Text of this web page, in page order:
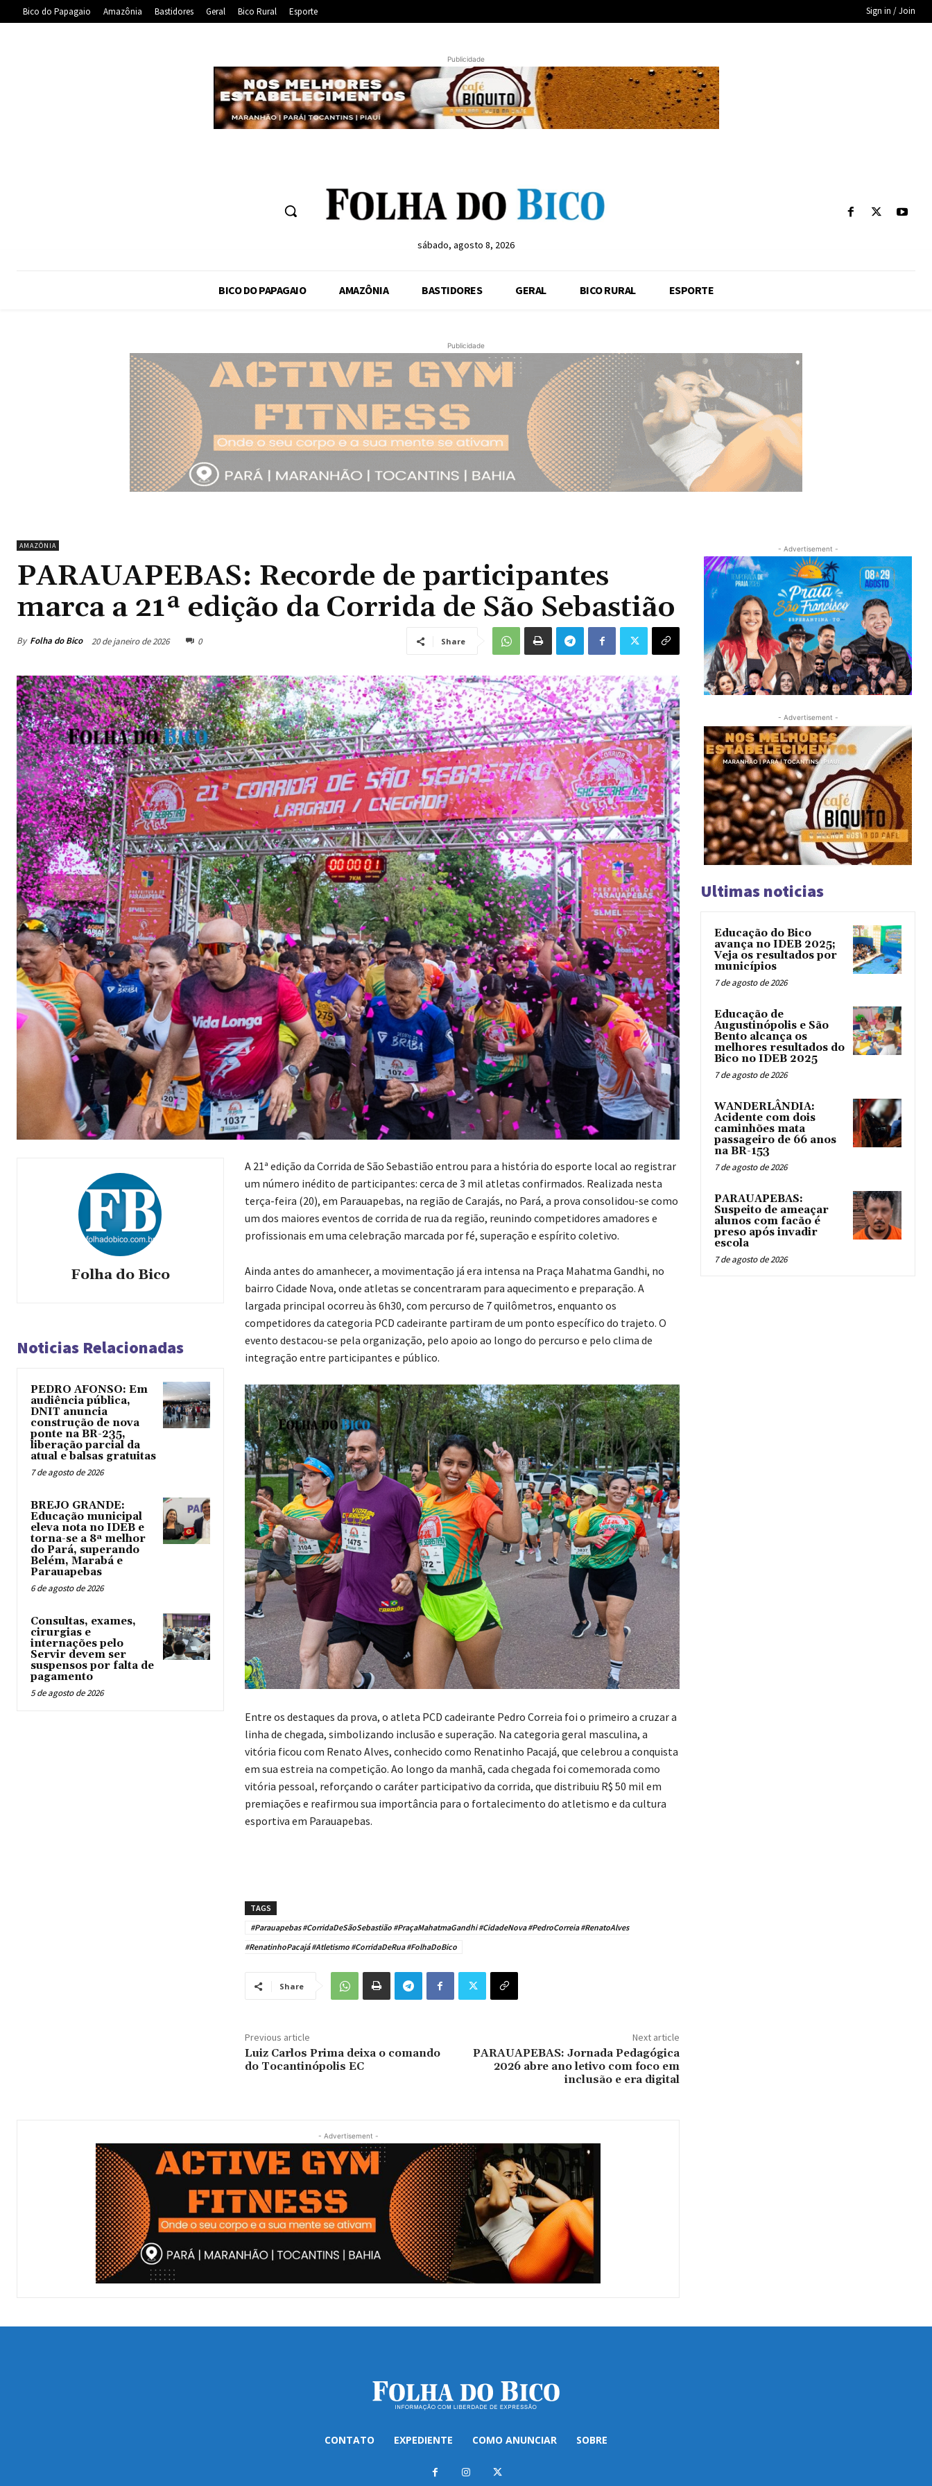
Bico do Papagaio Amazônia Bastidores Geral Bico Rural Esporte Sign in / Join
Publicidade
sábado, agosto 8, 2026
BICO DO PAPAGAIO AMAZÔNIA BASTIDORES GERAL BICO RURAL ESPORTE
Publicidade
AMAZÔNIA
PARAUAPEBAS: Recorde de participantes
marca a 21ª edição da Corrida de São Sebastião
By Folha do Bico 20 de janeiro de 2026 0 Share
Folha do Bico
Noticias Relacionadas
PEDRO AFONSO: Em
audiência pública,
DNIT anuncia
construção de nova
ponte na BR-235,
liberação parcial da
atual e balsas gratuitas
7 de agosto de 2026
BREJO GRANDE:
Educação municipal
eleva nota no IDEB e
torna-se a 8ª melhor
do Pará, superando
Belém, Marabá e
Parauapebas
6 de agosto de 2026
Consultas, exames,
cirurgias e
internações pelo
Servir devem ser
suspensos por falta de
pagamento
5 de agosto de 2026
A 21ª edição da Corrida de São Sebastião entrou para a história do esporte local ao registrar
um número inédito de participantes: cerca de 3 mil atletas confirmados. Realizada nesta
terça-feira (20), em Parauapebas, na região de Carajás, no Pará, a prova consolidou-se como
um dos maiores eventos de corrida de rua da região, reunindo competidores amadores e
profissionais em uma celebração marcada por fé, superação e espírito coletivo.
Ainda antes do amanhecer, a movimentação já era intensa na Praça Mahatma Gandhi, no
bairro Cidade Nova, onde atletas se concentraram para aquecimento e preparação. A
largada principal ocorreu às 6h30, com percurso de 7 quilômetros, enquanto os
competidores da categoria PCD cadeirante partiram de um ponto específico do trajeto. O
evento destacou-se pela organização, pelo apoio ao longo do percurso e pelo clima de
integração entre participantes e público.
Entre os destaques da prova, o atleta PCD cadeirante Pedro Correia foi o primeiro a cruzar a
linha de chegada, simbolizando inclusão e superação. Na categoria geral masculina, a
vitória ficou com Renato Alves, conhecido como Renatinho Pacajá, que celebrou a conquista
em sua estreia na competição. Ao longo da manhã, cada chegada foi comemorada como
vitória pessoal, reforçando o caráter participativo da corrida, que distribuiu R$ 50 mil em
premiações e reafirmou sua importância para o fortalecimento do atletismo e da cultura
esportiva em Parauapebas.
TAGS
#Parauapebas #CorridaDeSãoSebastião #PraçaMahatmaGandhi #CidadeNova #PedroCorreia #RenatoAlves
#RenatinhoPacajá #Atletismo #CorridaDeRua #FolhaDoBico
Share
Previous article
Luiz Carlos Prima deixa o comando
do Tocantinópolis EC
Next article
PARAUAPEBAS: Jornada Pedagógica
2026 abre ano letivo com foco em
inclusão e era digital
- Advertisement -
- Advertisement -
- Advertisement -
Ultimas noticias
Educação do Bico
avança no IDEB 2025;
Veja os resultados por
municípios
7 de agosto de 2026
Educação de
Augustinópolis e São
Bento alcança os
melhores resultados do
Bico no IDEB 2025
7 de agosto de 2026
WANDERLÂNDIA:
Acidente com dois
caminhões mata
passageiro de 66 anos
na BR-153
7 de agosto de 2026
PARAUAPEBAS:
Suspeito de ameaçar
alunos com facão é
preso após invadir
escola
7 de agosto de 2026
CONTATO EXPEDIENTE COMO ANUNCIAR SOBRE